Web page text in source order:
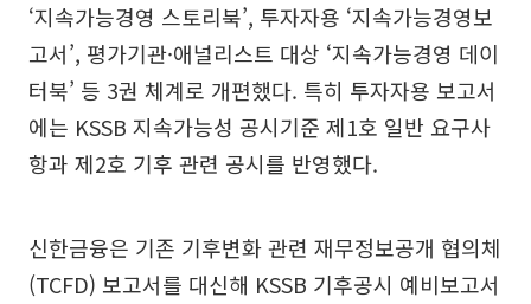
‘지속가능경영 스토리북’, 투자자용 ‘지속가능경영보
고서’, 평가기관·애널리스트 대상 ‘지속가능경영 데이
터북’ 등 3권 체계로 개편했다. 특히 투자자용 보고서
에는 KSSB 지속가능성 공시기준 제1호 일반 요구사
항과 제2호 기후 관련 공시를 반영했다.
신한금융은 기존 기후변화 관련 재무정보공개 협의체
(TCFD) 보고서를 대신해 KSSB 기후공시 예비보고서